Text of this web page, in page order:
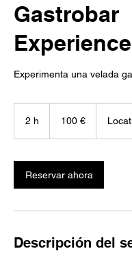
Gastrobar
Experience
Experimenta una velada
2 h 100 €
Reservar ahora
Descripción del